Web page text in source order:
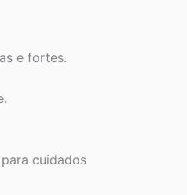
e fortes.
cuidados